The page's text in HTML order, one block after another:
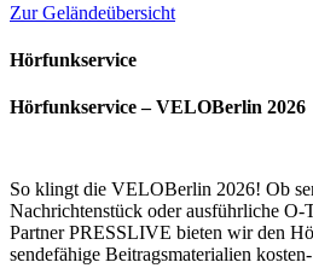
Zur Geländeübersicht
Hörfunkservice
Hörfunkservice – VELOBerlin 2026
So klingt die VELOBerlin 2026! Ob
Nachrichtenstück oder ausführliche O-
Partner PRESSLIVE bieten wir den
sendefähige Beitragsmaterialien